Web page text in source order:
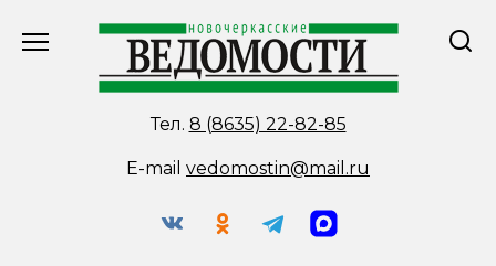
Тел. 8 (8635) 22-82-85
E-mail vedomostin@mail.ru